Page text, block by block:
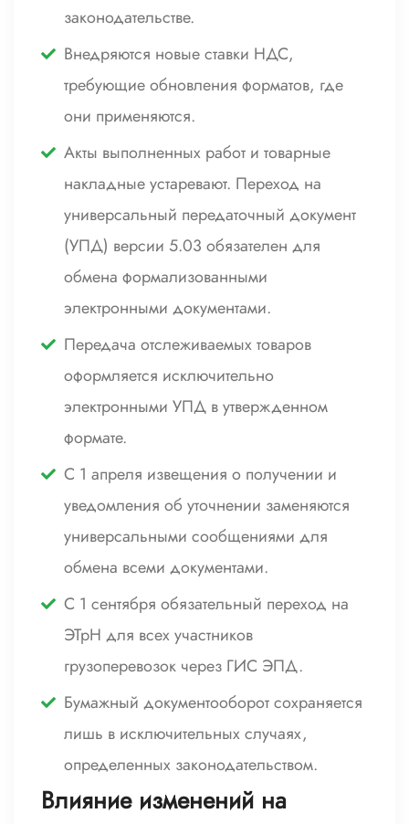
законодательстве.
Внедряются новые ставки НДС,
требующие обновления форматов, где
они применяются.
Акты выполненных работ и товарные
накладные устаревают. Переход на
универсальный передаточный документ
(УПД) версии 5.03 обязателен для
обмена формализованными
электронными документами.
Передача отслеживаемых товаров
оформляется исключительно
электронными УПД в утвержденном
формате.
С 1 апреля извещения о получении и
уведомления об уточнении заменяются
универсальными сообщениями для
обмена всеми документами.
С 1 сентября обязательный переход на
ЭТрН для всех участников
грузоперевозок через ГИС ЭПД.
Бумажный документооборот сохраняется
лишь в исключительных случаях,
определенных законодательством.
Влияние изменений на